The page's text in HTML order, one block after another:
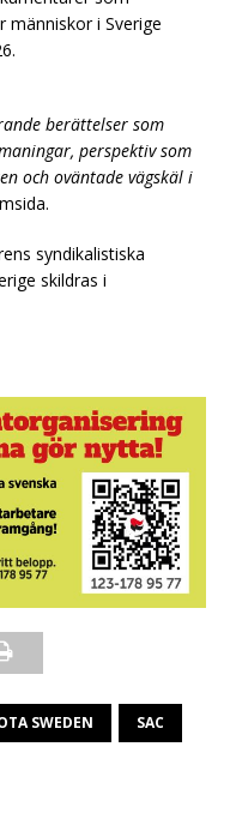
människor i Sverige
berättelser som
perspektiv som
och oväntade vägskäl i
syndikalistiska
skildras i
SWEDEN SAC